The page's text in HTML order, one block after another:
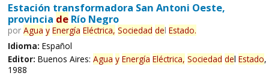
Estación transformadora San Antoni Oeste,
provincia deRío Negro
por Agua y Energía Eléctrica, Sociedad del Estado.
Idioma: Español
Editor: Buenos Aires: Agua y Energía Eléctrica, Sociedad del Estado,
1988